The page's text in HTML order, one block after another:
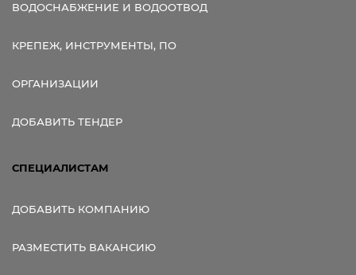
ВОДОСНАБЖЕНИЕ И ВОДООТВОД
КРЕПЕЖ, ИНСТРУМЕНТЫ, ПО
ОРГАНИЗАЦИИ
ДОБАВИТЬ ТЕНДЕР
СПЕЦИАЛИСТАМ
ДОБАВИТЬ КОМПАНИЮ
РАЗМЕСТИТЬ ВАКАНСИЮ